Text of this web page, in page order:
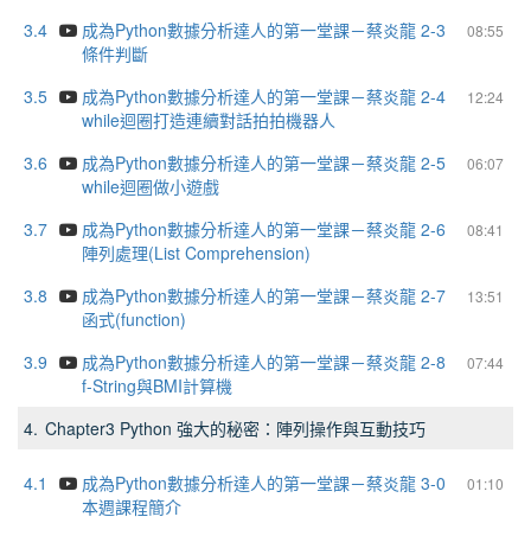
3.4
08:55
成為Python數據分析達人的第一堂課－蔡炎龍 2-3
條件判斷
3.5
12:24
成為Python數據分析達人的第一堂課－蔡炎龍 2-4
while迴圈打造連續對話拍拍機器人
3.6
06:07
成為Python數據分析達人的第一堂課－蔡炎龍 2-5
while迴圈做小遊戲
3.7
08:41
成為Python數據分析達人的第一堂課－蔡炎龍 2-6
陣列處理(List Comprehension)
3.8
13:51
成為Python數據分析達人的第一堂課－蔡炎龍 2-7
函式(function)
3.9
07:44
成為Python數據分析達人的第一堂課－蔡炎龍 2-8
f-String與BMI計算機
4. Chapter3 Python 強大的秘密：陣列操作與互動技巧
4.1 01:10
成為Python數據分析達人的第一堂課－蔡炎龍 3-0
本週課程簡介